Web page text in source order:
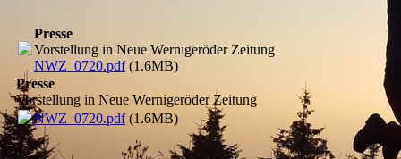
Presse
Vorstellung in Neue Wernigeröder Zeitung
NWZ_0720.pdf(1.6MB)
Presse
Vorstellung in Neue Wernigeröder Zeitung
NWZ_0720.pdf(1.6MB)